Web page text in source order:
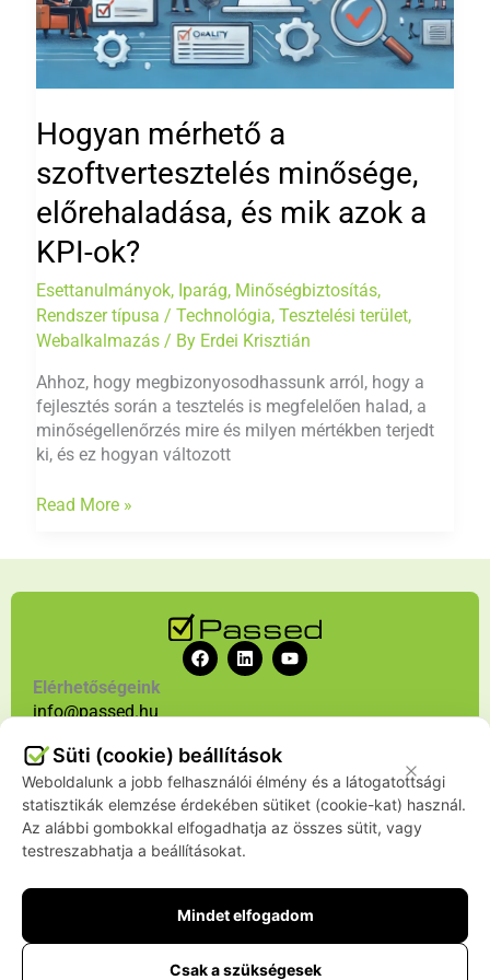
Hogyan mérhető a
szoftvertesztelés minősége,
előrehaladása, és mik azok a
KPI-ok?
Esettanulmányok, Iparág, Minőségbiztosítás,
Rendszer típusa / Technológia, Tesztelési terület,
Webalkalmazás/ By Erdei Krisztián
Ahhoz, hogy megbizonyosodhassunk arról, hogy a
fejlesztés során a tesztelés is megfelelően halad, a
minőségellenőrzés mire és milyen mértékben terjedt
ki, és ez hogyan változott
Read More »
F
a
b
o
L
i
e
i
n
Y
o
u
Elérhetőségeink
info@passed.hu
Kapcsolat
Szolgáltatásaink Rólunk Blog Karrier Hírlevél
Süti (cookie) beállítások
Weboldalunk a jobb felhasználói élmény és a látogatottsági
statisztikák elemzése érdekében sütiket (cookie-kat) használ.
Az alábbi gombokkal elfogadhatja az összes sütit, vagy
testreszabhatja a beállításokat.
Mindet elfogadom
Csak a szükségesek